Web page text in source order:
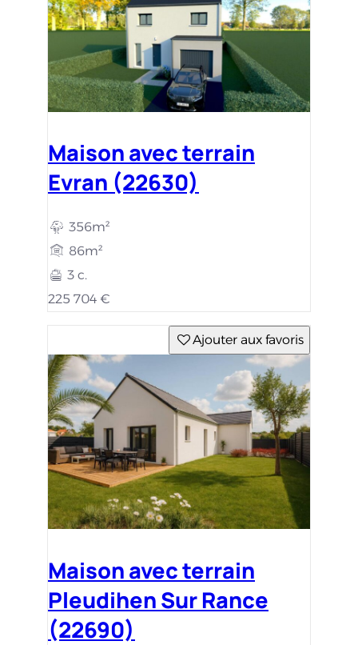
Maison avec terrain
Evran (22630)
356m²
86m²
3 c.
225 704 €
Ajouter aux favoris
Maison avec terrain
Pleudihen Sur Rance
(22690)